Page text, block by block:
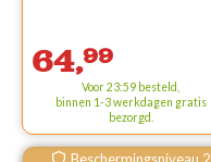
64,99
Voor 23:59 besteld,
binnen 1-3 werkdagen gratis
bezorgd.